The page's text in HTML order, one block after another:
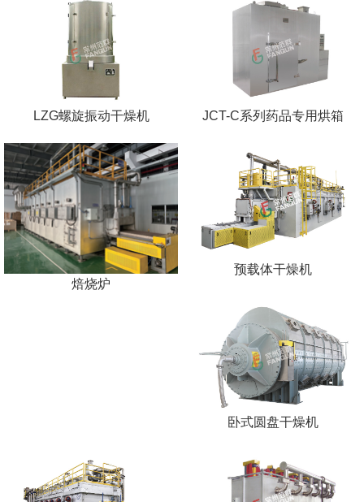
LZG螺旋振动干燥机 JCT-C系列药品专用烘箱
焙烧炉
预载体干燥机
卧式圆盘干燥机